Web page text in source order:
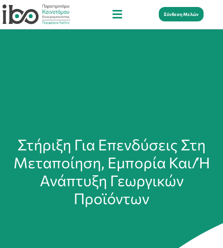
Σύνδεση Μελών
Στήριξη Για Επενδύσεις Στη
Μεταποίηση, Εμπορία Και/ή
Ανάπτυξη Γεωργικών
Προϊόντων